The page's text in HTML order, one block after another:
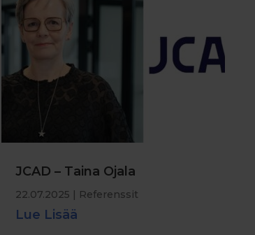
JCAD – Taina Ojala
22.07.2025 | Referenssit
Lue Lisää